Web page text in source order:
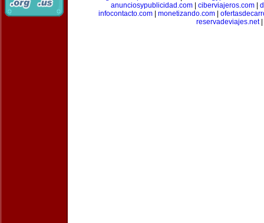
anunciosypublicidad.com| ciberviajeros.com|
infocontacto.com
monetizando.com
reservadeviajes.net|